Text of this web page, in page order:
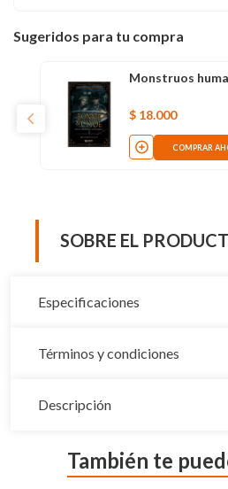
Sugeridos para tu compra
Monstruos
$ 18.000
COMPRAR
SOBRE EL
Especificaciones
Términos y condiciones
Descripción
También te